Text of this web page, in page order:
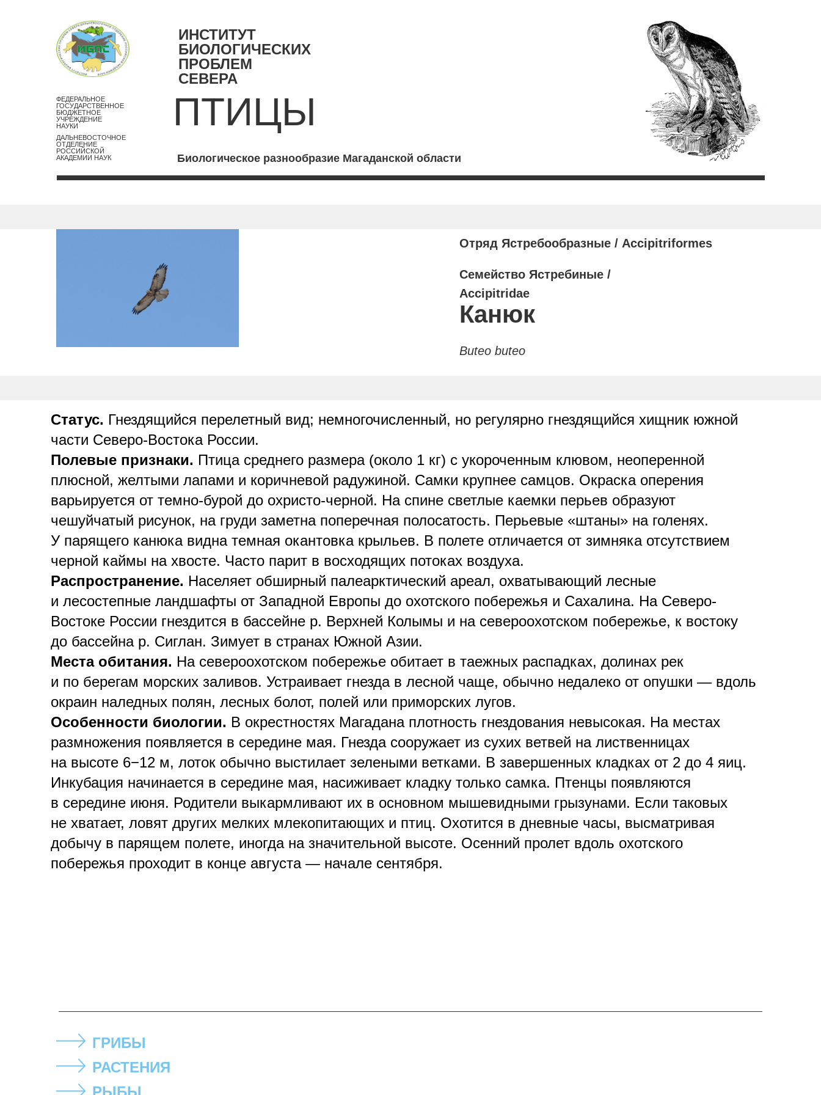
ИНСТИТУТ
БИОЛОГИЧЕСКИХ
ПРОБЛЕМ
СЕВЕРА
ФЕДЕРАЛЬНОЕ
ГОСУДАРСТВЕННОЕ
БЮДЖЕТНОЕ
УЧРЕЖДЕНИЕ
НАУКИ
ДАЛЬНЕВОСТОЧНОЕ
ОТДЕЛЕНИЕ
РОССИЙСКОЙ
АКАДЕМИИ НАУК
ПТИЦЫ
Биологическое разнообразие Магаданской области
Канюк
Buteo buteo
Семейство Ястребиные /
Accipitridae
Отряд Ястребообразные / Accipitriformes
Статус. Гнездящийся перелетный вид; немногочисленный, но регулярно гнездящийся хищник южной
части Северо-Востока России.
Полевые признаки. Птица среднего размера (около 1 кг) с укороченным клювом, неоперенной
плюсной, желтыми лапами и коричневой радужиной. Самки крупнее самцов. Окраска оперения
варьируется от темно-бурой до охристо-черной. На спине светлые каемки перьев образуют
чешуйчатый рисунок, на груди заметна поперечная полосатость. Перьевые «штаны» на голенях.
У парящего канюка видна темная окантовка крыльев. В полете отличается от зимняка отсутствием
черной каймы на хвосте. Часто парит в восходящих потоках воздуха.
Распространение. Населяет обширный палеарктический ареал, охватывающий лесные
и лесостепные ландшафты от Западной Европы до охотского побережья и Сахалина. На Северо-
Востоке России гнездится в бассейне р. Верхней Колымы и на североохотском побережье, к востоку
до бассейна р. Сиглан. Зимует в странах Южной Азии.
Места обитания. На североохотском побережье обитает в таежных распадках, долинах рек
и по берегам морских заливов. Устраивает гнезда в лесной чаще, обычно недалеко от опушки — вдоль
окраин наледных полян, лесных болот, полей или приморских лугов.
Особенности биологии. В окрестностях Магадана плотность гнездования невысокая. На местах
размножения появляется в середине мая. Гнезда сооружает из сухих ветвей на лиственницах
на высоте 6−12 м, лоток обычно выстилает зелеными ветками. В завершенных кладках от 2 до 4 яиц.
Инкубация начинается в середине мая, насиживает кладку только самка. Птенцы появляются
в середине июня. Родители выкармливают их в основном мышевидными грызунами. Если таковых
не хватает, ловят других мелких млекопитающих и птиц. Охотится в дневные часы, высматривая
добычу в парящем полете, иногда на значительной высоте. Осенний пролет вдоль охотского
побережья проходит в конце августа — начале сентября.
ГРИБЫ
РАСТЕНИЯ
РЫБЫ